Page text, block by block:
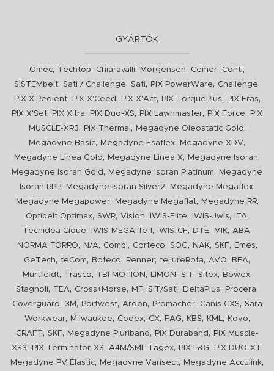
GYÁRTÓK
Omec, Techtop, Chiaravalli, Morgensen, Cemer, Conti,
SISTEMbelt, Sati / Challenge, Sati, PIX PowerWare, Challenge,
PIX X'Pedient, PIX X'Ceed , PIX X'Act, PIX TorquePlus, PIX Fras,
PIX X'Set, PIX X'tra, PIX Duo-XS, PIX Lawnmaster, PIX Force,
PIX
MUSCLE-XR3, PIX Thermal , Megadyne Oleostatic Gold ,
Megadyne Basic, Megadyne Esaflex, Megadyne XDV,
Megadyne Linea Gold , Megadyne Linea X, Megadyne Isoran,
Megadyne Isoran Gold , Megadyne Isoran Platinum,
Megadyne
Isoran RPP, Megadyne Isoran Silver2, Megadyne Megaflex,
Megadyne Megapower, Megadyne Megaflat, Megadyne RR,
Optibelt Optimax, SWR, Vision, IWIS-Elite, IWIS-Jwis, ITA,
Tecnidea Cidue, IWIS-MEGAlife-I , IWIS-CF, DTE, MIK, ABA,
NORMA TORRO, N/A, Combi, Corteco, SOG, NAK, SKF, Emes,
GeTech, teCom, Boteco, Renner, tellureRota, AVO, BEA,
Murtfeldt, Trasco, TBI MOTION , LIMON , SIT, Sitex, Bowex,
Stagnoli, TEA, Cross+Morse, MF, SIT/Sati, DeltaPlus, Procera,
Coverguard , 3M , Portwest, Ardon, Promacher, Canis CXS, Sara
Workwear, Milwaukee, Codex, CX, FAG, KBS, KML, Koyo,
CRAFT, SKF, Megadyne Pluriband , PIX Duraband ,
PIX Muscle-
XS3, PIX Terminator-XS, A4M/SMI , Tagex, PIX L&G, PIX DUO-XT,
Megadyne PV Elastic, Megadyne Varisect, Megadyne Acculink,